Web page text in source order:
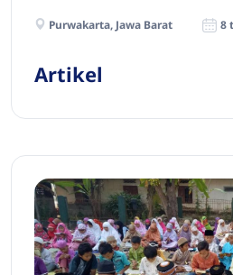
Purwakarta, Jawa Barat 8
Artikel